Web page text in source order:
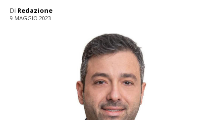
Di Redazione
9 MAGGIO 2023